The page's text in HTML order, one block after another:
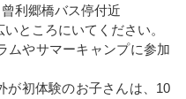
郷橋バス停付近
ころにいてください。
やサマーキャンプに参加
体験のお子さんは、10